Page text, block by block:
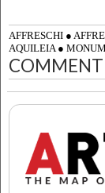
AFFRESCHI ●
AQUILEIA●